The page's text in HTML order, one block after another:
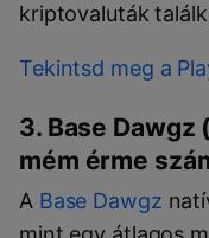
kriptovaluták
Tekintsd meg a
3. Base
mém érme
A Base Dawgz